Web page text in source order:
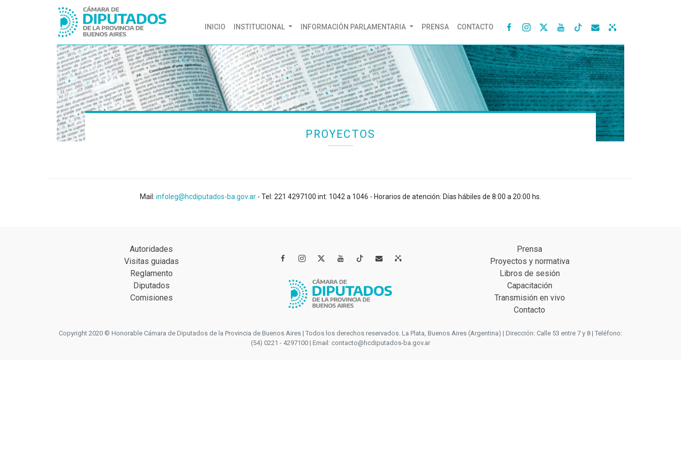
INICIO (CURRENT)
INSTITUCIONAL INFORMACIÓN PARLAMENTARIA PRENSA CONTACTO    
PROYECTOS
Mail: infoleg@hcdiputados-ba.gov.ar - Tel: 221 4297100 int: 1042 a 1046 - Horarios de atención: Días hábiles de 8:00 a 20:00 hs.
Autoridades
Visitas guiadas
Reglamento
Diputados
Comisiones
   
Prensa
Proyectos y normativa
Libros de sesión
Capacitación
Transmisión en vivo
Contacto
Copyright 2020 © Honorable Cámara de Diputados de la Provincia de Buenos Aires | Todos los derechos reservados. La Plata, Buenos Aires (Argentina) | Dirección: Calle 53 entre 7 y 8 | Teléfono:
(54) 0221 - 4297100 | Email: contacto@hcdiputados-ba.gov.ar